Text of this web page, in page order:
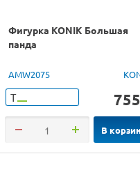
Фигурка KONIK Большая
панда
AMW2075
Т 755
В